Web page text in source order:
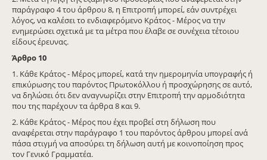
παράγραφο 4 του άρθρου 8, η Επιτροπή μπορεί, εάν συντρέχει
λόγος, να καλέσει το ενδιαφερόμενο Κράτος - Μέρος να την
ενημερώσει σχετικά με τα μέτρα που έλαβε σε συνέχεια τέτοιου
είδους έρευνας.
Άρθρο 10
1. Κάθε Κράτος - Μέρος μπορεί, κατά την ημερομηνία υπογραφής ή
επικύρωσης του παρόντος Πρωτοκόλλου ή προσχώρησης σε αυτό,
να δηλώσει ότι δεν αναγνωρίζει στην Επιτροπή την αρμοδιότητα
που της παρέχουν τα άρθρα 8 και 9.
2. Κάθε Κράτος - Μέρος που έχει προβεί στη δήλωση που
αναφέρεται στην παράγραφο 1 του παρόντος άρθρου μπορεί ανά
πάσα στιγμή να αποσύρει τη δήλωση αυτή με κοινοποίηση προς
τον Γενικό Γραμματέα.